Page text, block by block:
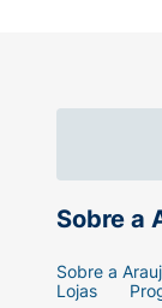
Sobre a
Sobre a
Lojas